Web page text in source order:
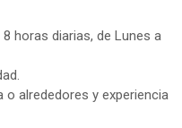
horas diarias, de Lunes a
o alrededores y experiencia